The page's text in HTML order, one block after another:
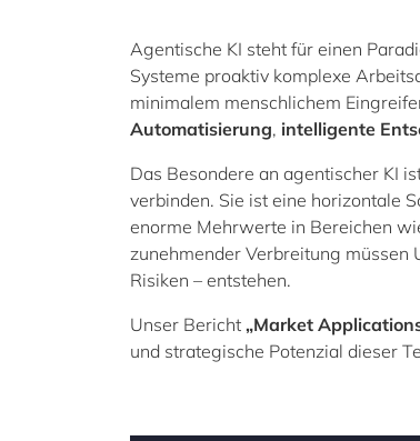
Agentische KI steht für einen
Systeme proaktiv komplexe
minimalem menschlichem
Automatisierung, intelligente
Das Besondere an agentischer KI
verbinden. Sie ist eine horizontale
enorme Mehrwerte in Bereichen
zunehmender Verbreitung müssen
Risiken – entstehen.
Unser Bericht „Market
und strategische Potenzial dieser